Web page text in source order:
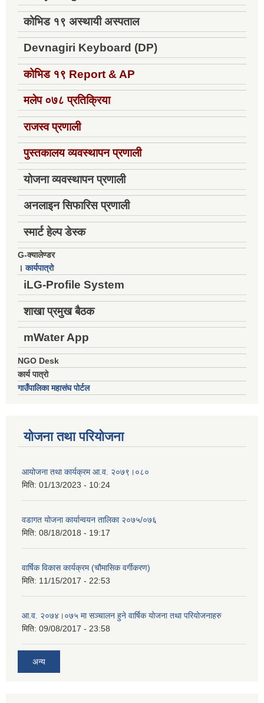
कोभिड १९ अस्थायी अस्पताल
Devnagiri Keyboard (DP)
कोभिड १९ Report & AP
मलेप ०७८ प्रतिक्रिया
राजस्व प्रणाली
पुस्तकालय व्यवस्थापन प्रणाली
योजना व्यवस्थापन प्रणाली
अनलाइन सिफारिस प्रणाली
स्मार्ट हेल्प डेस्क
G-क्यालेण्डर
।कार्यपात्रो
iLG-Profile System
शाखा प्रमुख बैठक
mWater App
NGO Desk
कार्य पात्रो
गाउँपालिका महासंघ पोर्टल
योजना तथा परियोजना
आयोजना तथा कार्यक्रम आ.व. २०७९।०८०
मिति: 01/13/2023 - 10:24
वडागत योजना कार्यान्वयन तालिका २०७५/०७६
मिति: 08/18/2018 - 19:17
वार्षिक विकास कार्यक्रम (चौमासिक वर्गीकरण)
मिति: 11/15/2017 - 22:53
आ.व. २०७४।०७५ मा सञ्चालन हुने वार्षिक योजना तथा परियोजनाहरु
मिति: 09/08/2017 - 23:58
अन्य